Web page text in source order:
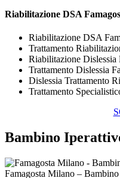
Riabilitazione DSA
Riabilitazione DSA
Trattamento
Riabilitazione Dislessia
Trattamento Dislessia
Dislessia Trattamento
Trattamento
Bambino
Famagosta Milano –